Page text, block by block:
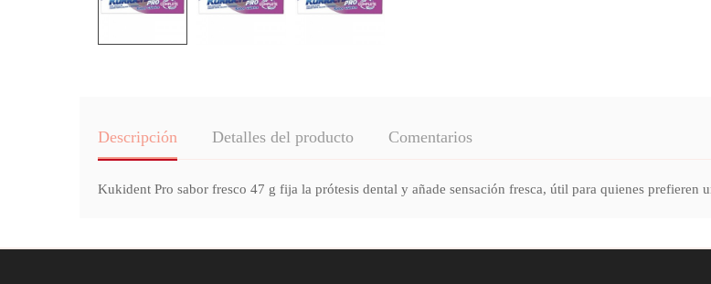
Descripción Detalles del producto Comentarios
Kukident Pro sabor fresco 47 g fija la prótesis dental y añade sensación fresca, útil para quienes prefieren